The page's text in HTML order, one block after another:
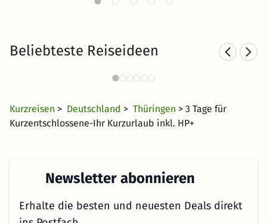
Beliebteste Reiseideen
Familienurlaub in
Kurzreisen > Deutschland > Thüringen > 3 Tage für
Kurzentschlossene-Ihr Kurzurlaub inkl. HP+
Newsletter abonnieren
Erhalte die besten und neuesten Deals direkt